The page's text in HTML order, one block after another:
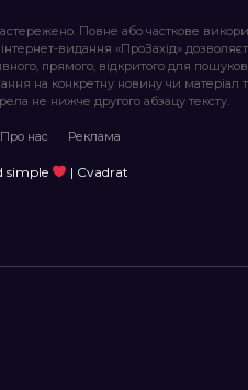
Повне або часткове
інтернет-видання «ПроЗахід»
прямого, відкритого для
на конкретну новину чи матеріал
не нижче другого абзацу тексту.
Про нас Реклама
simple | Cvadrat